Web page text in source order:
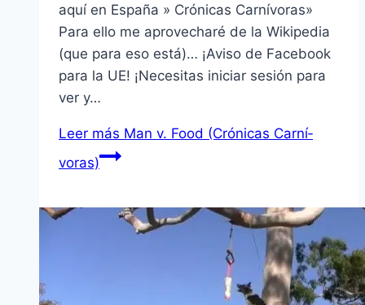
aquí­ en España » Crónicas Carní­voras»
Para ello me aprovecharé de la Wikipedia
(que para eso está)… ¡Aviso de Facebook
para la UE! ¡Necesitas iniciar sesión para
ver y…
Leer más Man v. Food (Crónicas Carní­
voras)